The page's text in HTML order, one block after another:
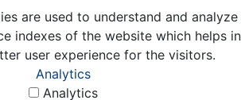
are used to understand and analyze
indexes of the website which helps in
user experience for the visitors.
Analytics
Analytics